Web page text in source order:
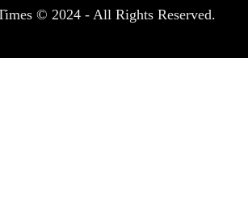
© 2024 - All Rights Reserved.